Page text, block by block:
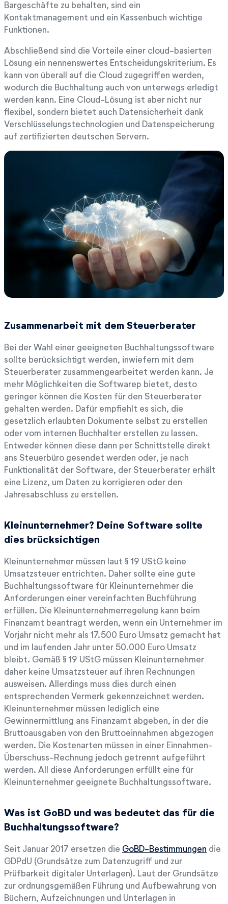
Bargeschäfte zu behalten, sind ein
Kontaktmanagement und ein Kassenbuch wichtige
Funktionen.
Abschließend sind die Vorteile einer cloud-basierten
Lösung ein nennenswertes Entscheidungskriterium. Es
kann von überall auf die Cloud zugegriffen werden,
wodurch die Buchhaltung auch von unterwegs erledigt
werden kann. Eine Cloud-Lösung ist aber nicht nur
flexibel, sondern bietet auch Datensicherheit dank
Verschlüsselungstechnologien und Datenspeicherung
auf zertifizierten deutschen Servern.
Zusammenarbeit mit dem Steuerberater
Bei der Wahl einer geeigneten Buchhaltungssoftware
sollte berücksichtigt werden, inwiefern mit dem
Steuerberater zusammengearbeitet werden kann. Je
mehr Möglichkeiten die Softwarep bietet, desto
geringer können die Kosten für den Steuerberater
gehalten werden. Dafür empfiehlt es sich, die
gesetzlich erlaubten Dokumente selbst zu erstellen
oder vom internen Buchhalter erstellen zu lassen.
Entweder können diese dann per Schnittstelle direkt
ans Steuerbüro gesendet werden oder, je nach
Funktionalität der Software, der Steuerberater erhält
eine Lizenz, um Daten zu korrigieren oder den
Jahresabschluss zu erstellen.
Kleinunternehmer? Deine Software sollte
dies brücksichtigen
Kleinunternehmer müssen laut § 19 UStG keine
Umsatzsteuer entrichten. Daher sollte eine gute
Buchhaltungssoftware für Kleinunternehmer die
Anforderungen einer vereinfachten Buchführung
erfüllen. Die Kleinunternehmerregelung kann beim
Finanzamt beantragt werden, wenn ein Unternehmer im
Vorjahr nicht mehr als 17.500 Euro Umsatz gemacht hat
und im laufenden Jahr unter 50.000 Euro Umsatz
bleibt. Gemäß § 19 UStG müssen Kleinunternehmer
daher keine Umsatzsteuer auf ihren Rechnungen
ausweisen. Allerdings muss dies durch einen
entsprechenden Vermerk gekennzeichnet werden.
Kleinunternehmer müssen lediglich eine
Gewinnermittlung ans Finanzamt abgeben, in der die
Bruttoausgaben von den Bruttoeinnahmen abgezogen
werden. Die Kostenarten müssen in einer Einnahmen-
Überschuss-Rechnung jedoch getrennt aufgeführt
werden. All diese Anforderungen erfüllt eine für
Kleinunternehmer geeignete Buchhaltungssoftware.
Was ist GoBD und was bedeutet das für die
Buchhaltungssoftware?
Seit Januar 2017 ersetzen die GoBD-Bestimmungen die
GDPdU (Grundsätze zum Datenzugriff und zur
Prüfbarkeit digitaler Unterlagen). Laut der Grundsätze
zur ordnungsgemäßen Führung und Aufbewahrung von
Büchern, Aufzeichnungen und Unterlagen in